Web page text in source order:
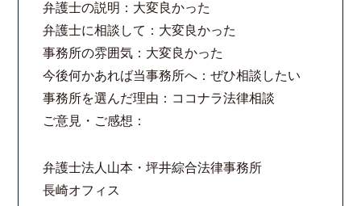
採用情報
スタッフインタビュー
カウンセリング
法律相談継続サポートプラン
弁護士の説明：大変良かった
弁護士に相談して：大変良かった
事務所の雰囲気：大変良かった
今後何かあれば当事務所へ：ぜひ相談したい
事務所を選んだ理由：ココナラ法律相談
ご意見・ご感想：
弁護士法人山本・坪井綜合法律事務所
長崎オフィス